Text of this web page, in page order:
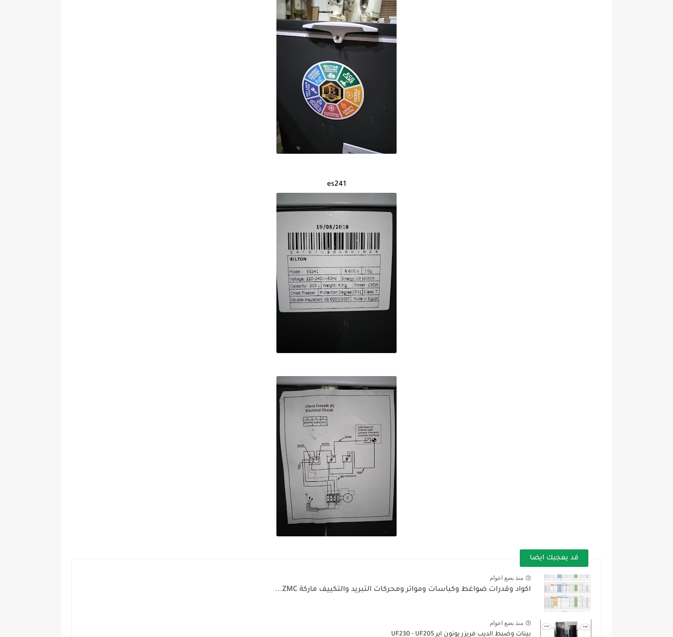
es241
قد يعجبك ايضا
منذ بضع اعوام
اكواد وقدرات ضواغط وكباسات ومواتر ومحركات التبريد والتكييف ماركة ZMC...
منذ بضع اعوام
بينات وضبط الديب فريزر يونون اير UF230 - UF205